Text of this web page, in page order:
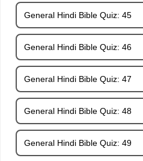
General Hindi Bible Quiz: 45
General Hindi Bible Quiz: 46
General Hindi Bible Quiz: 47
General Hindi Bible Quiz: 48
General Hindi Bible Quiz: 49